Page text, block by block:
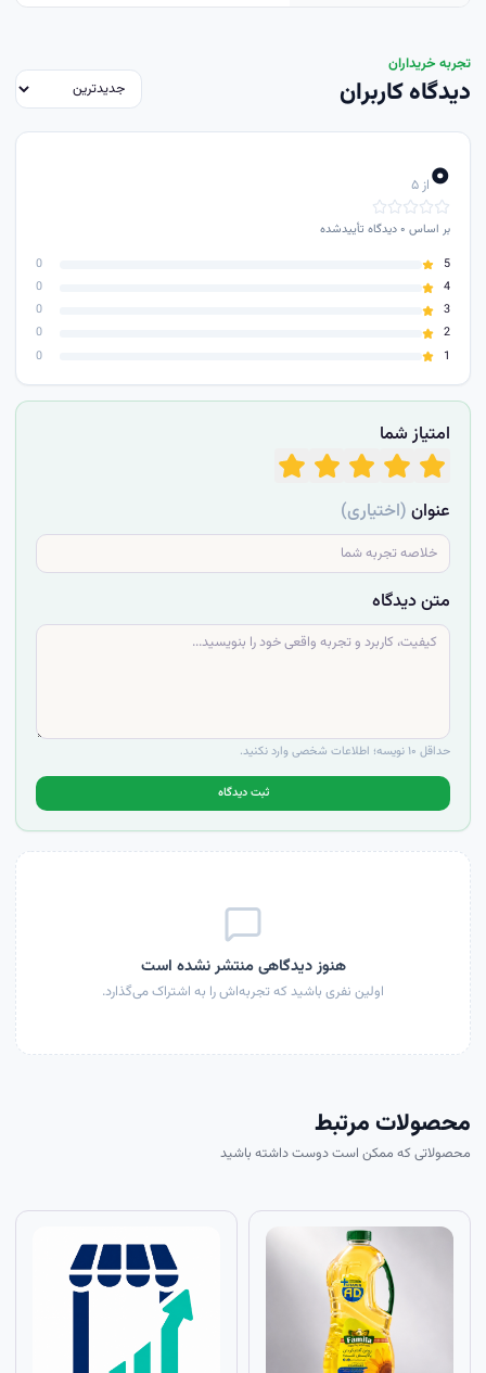
تجربه خریداران
دیدگاه کاربران
۰از ۵
بر اساس ۰دیدگاه تأییدشده
5
0
4
0
3
0
2
0
1
0
امتیاز شما
عنوان(اختیاری)
متن دیدگاه
حداقل ۱۰ نویسه؛ اطلاعات شخصی وارد نکنید.
ثبت دیدگاه
هنوز دیدگاهی منتشر نشده است
اولین نفری باشید که تجربه‌اش را به اشتراک می‌گذارد.
محصولات مرتبط
محصولاتی که ممکن است دوست داشته باشید